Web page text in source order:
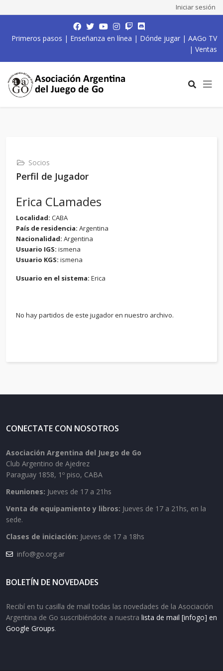
Iniciar sesión
Primeros pasos | Enseñanza en línea | Dónde jugar | AAGo TV
| Ventas
Socios
Perfil de Jugador
Erica CLamades
Localidad: CABA
País de residencia: Argentina
Nacionalidad: Argentina
Usuario IGS: ismena
Usuario KGS: ismena
Usuario en el sistema: Erica
No hay partidos de este jugador en nuestro archivo.
CONECTATE CON NOSOTROS
Asociación Argentina del Juego de Go
Club Argentino de Ajedrez
Paraguay 1858, 1º piso, CABA
Reuniones: Jueves de 17 a 21hs
Venta de equipamiento y libros: Jueves de 17 a 21hs, en la
sede.
Clases de iniciación: Jueves de 17 a 18hs
info@go.org.ar
BOLETÍN DE NOVEDADES
Recibí en tu casilla de mail todas las novedades de la Asociación
Argentina de Go suscribiéndote a nuestra lista de mail [infogo] en
Google Groups.